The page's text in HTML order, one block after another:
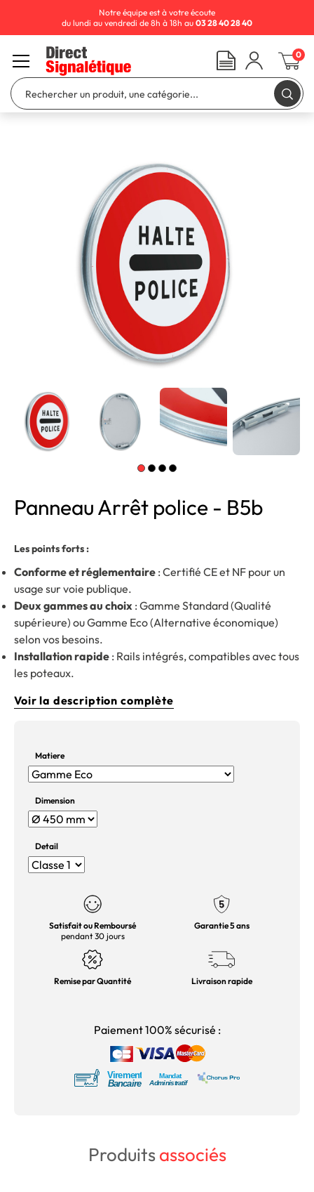
Panneau Arrêt police - B5b
Les points forts :
Conforme et réglementaire : Certifié CE et NF pour un
usage sur voie publique.
Deux gammes au choix : Gamme Standard (Qualité
supérieure) ou Gamme Eco (Alternative économique)
selon vos besoins.
Installation rapide : Rails intégrés, compatibles avec tous
les poteaux.
Voir la description complète
Matiere
Dimension
Detail
Satisfait ou Remboursé
pendant 30 jours
Garantie 5 ans
Remise par Quantité Livraison rapide
Paiement 100% sécurisé :
Produitsassociés
Notre équipe est à votre écoute
du lundi au vendredi de 8h à 18h au 03 28 40 28 40
0